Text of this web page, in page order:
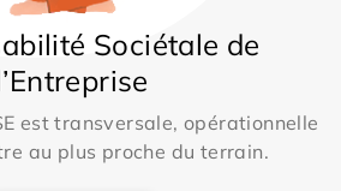
Sociétale de
est transversale, opérationnelle
au plus proche du terrain.